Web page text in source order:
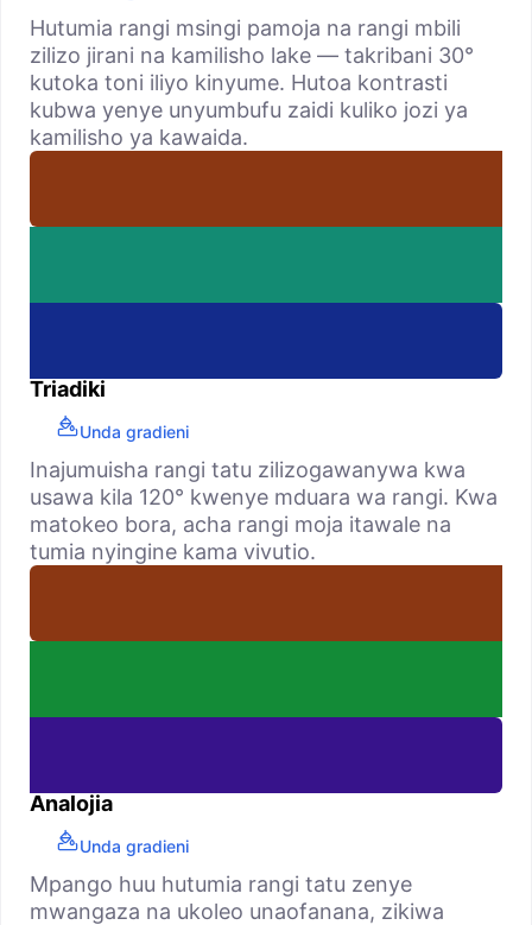
Hutumia rangi msingi pamoja na rangi mbili
zilizo jirani na kamilisho lake — takribani 30°
kutoka toni iliyo kinyume. Hutoa kontrasti
kubwa yenye unyumbufu zaidi kuliko jozi ya
kamilisho ya kawaida.
Triadiki
Unda gradieni
Inajumuisha rangi tatu zilizogawanywa kwa
usawa kila 120° kwenye mduara wa rangi. Kwa
matokeo bora, acha rangi moja itawale na
tumia nyingine kama vivutio.
Analojia
Unda gradieni
Mpango huu hutumia rangi tatu zenye
mwangaza na ukoleo unaofanana, zikiwa